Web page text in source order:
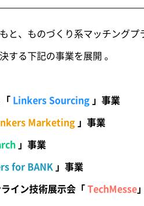
と、ものづくり系マッチングプ
する下記の事業を展開 。
Linkers Sourcing 」事業
Marketing 」事業
」事業
for BANK 」事業
イン技術展示会「 TechMesse